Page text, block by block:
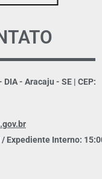
- Aracaju - SE | CEP:
Expediente Interno: